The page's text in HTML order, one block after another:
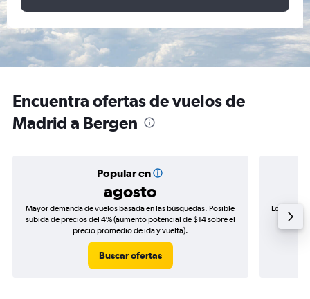
Encuentra ofertas de vuelos de
Madrid a Bergen
Popular en
agosto
Mayor demanda de vuelos basada en las búsquedas. Posible
subida de precios del 4% (aumento potencial de $14 sobre el
precio promedio de ida y vuelta).
Buscar ofertas
Los
de